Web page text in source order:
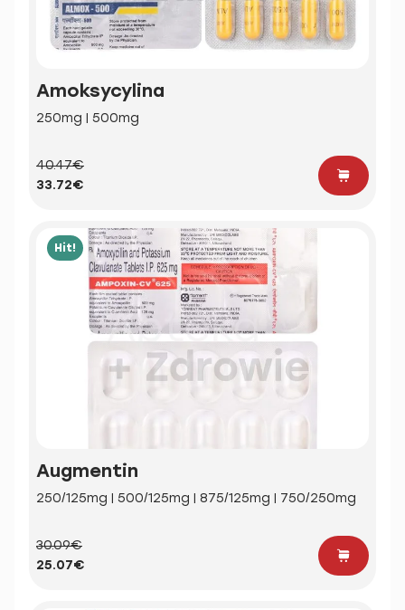
Amoksycylina
250mg | 500mg
40.47€
33.72€
Hit!
Augmentin
250/125mg | 500/125mg | 875/125mg | 750/250mg
30.09€
25.07€